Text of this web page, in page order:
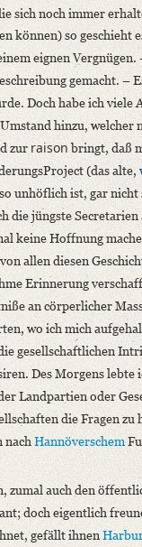
sich noch immer
können) so geschieht
eignen
gemacht. –
Doch habe ich
hinzu,
zur raisonbringt, daß
(das alte,
unhöflich ist, gar
die jüngste
keine Hoffnung
allen diesen
Erinnerung
an cörperlicher
wo ich mich
gesellschaftlichen
Des Morgens lebte
Landpartien oder
die Fragen zu
nach Hannöverschem
zumal auch den
doch eigentlich
gefällt ihnen